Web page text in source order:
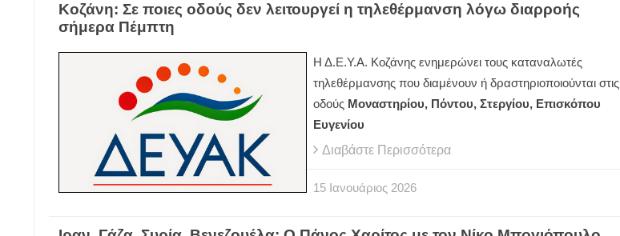
Κοζάνη: Σε ποιες οδούς δεν λειτουργεί η τηλεθέρμανση λόγω διαρροής
σήμερα Πέμπτη
Η Δ.Ε.Υ.Α. Κοζάνης ενημερώνει τους καταναλωτές
τηλεθέρμανσης που διαμένουν ή δραστηριοποιούνται στις
οδούς Μοναστηρίου, Πόντου, Στεργίου, Επισκόπου
Ευγενίου
Διαβάστε Περισσότερα
15 Ιανουάριος 2026